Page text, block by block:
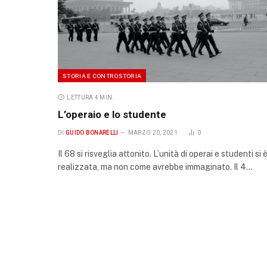
STORIA E CONTROSTORIA
LETTURA 4 MIN.
L’operaio e lo studente
DI GUIDO BONARELLI MARZO 20, 2021 0
Il 68 si risveglia attonito. L’unità di operai e studenti si è
realizzata, ma non come avrebbe immaginato. Il 4…